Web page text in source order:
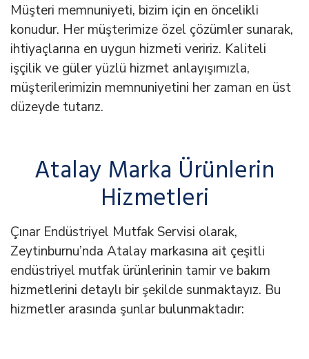
Müşteri memnuniyeti, bizim için en öncelikli
konudur. Her müşterimize özel çözümler sunarak,
ihtiyaçlarına en uygun hizmeti veririz. Kaliteli
işçilik ve güler yüzlü hizmet anlayışımızla,
müşterilerimizin memnuniyetini her zaman en üst
düzeyde tutarız.
Atalay Marka Ürünlerin
Hizmetleri
Çınar Endüstriyel Mutfak Servisi olarak,
Zeytinburnu’nda Atalay markasına ait çeşitli
endüstriyel mutfak ürünlerinin tamir ve bakım
hizmetlerini detaylı bir şekilde sunmaktayız. Bu
hizmetler arasında şunlar bulunmaktadır: